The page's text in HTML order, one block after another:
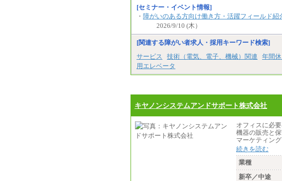
[セミナー・イベント情報]
・ 障がいのある方向け働き方・活躍フィールド紹
2026/9/10 (木）
[関連する障がい者求人・採用キーワード検索]
サービス
技術（電気、電子、機械）関連 年間
用エレベータ
キヤノンシステムアンドサポート株式会社
オフィスに必
機器の販売と
マーケティン
続きを読む
業種
新卒／中途